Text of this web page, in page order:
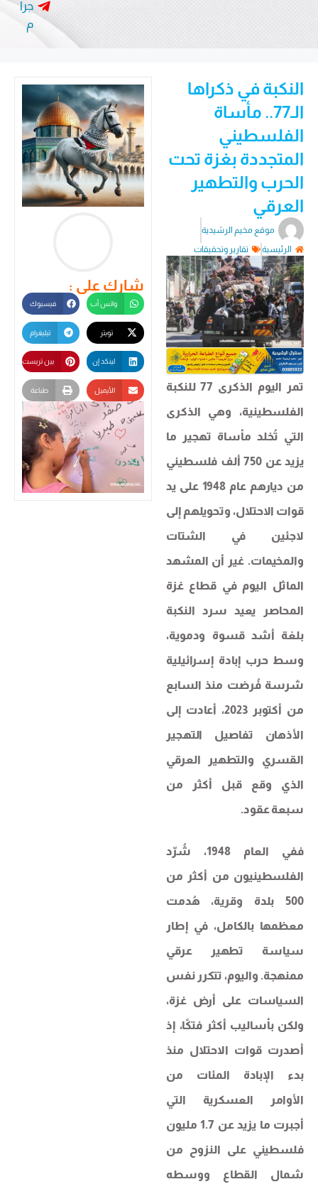
جرا
م
النكبة في ذكراها
الـ77.. مأساة
الفلسطيني
المتجددة بغزة تحت
الحرب والتطهير
العرقي
موقع مخيم الرشيدية
الرئيسية
تقارير وتحقيقات
تمر اليوم الذكرى 77 للنكبة
الفلسطينية، وهي الذكرى
التي تُخلد مأساة تهجير ما
يزيد عن 750 ألف فلسطيني
من ديارهم عام 1948 على يد
قوات الاحتلال، وتحويلهم إلى
لاجئين في الشتات
والمخيمات. غير أن المشهد
الماثل اليوم في قطاع غزة
المحاصر يعيد سرد النكبة
بلغة أشد قسوة ودموية،
وسط حرب إبادة إسرائيلية
شرسة فُرضت منذ السابع
من أكتوبر 2023، أعادت إلى
الأذهان تفاصيل التهجير
القسري والتطهير العرقي
الذي وقع قبل أكثر من
سبعة عقود.
ففي العام 1948، شُرّد
الفلسطينيون من أكثر من
500 بلدة وقرية، هُدمت
معظمها بالكامل، في إطار
سياسة تطهير عرقي
ممنهجة. واليوم، تتكرر نفس
السياسات على أرض غزة،
ولكن بأساليب أكثر فتكًا، إذ
أصدرت قوات الاحتلال منذ
بدء الإبادة المئات من
الأوامر العسكرية التي
أجبرت ما يزيد عن 1.7 مليون
فلسطيني على النزوح من
شمال القطاع ووسطه
شارك على :
واتس أب فيسبوك
تيليغرام
لينكد إن بين تريست
الأيميل طباعة